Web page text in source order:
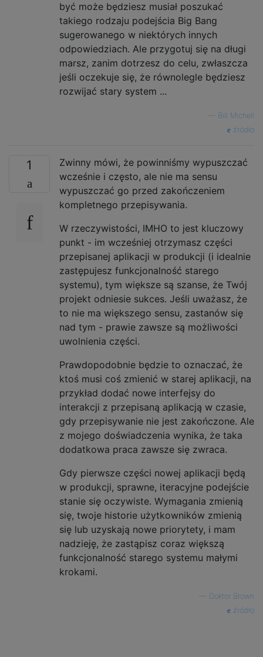
być może będziesz musiał poszukać
takiego rodzaju podejścia Big Bang
sugerowanego w niektórych innych
odpowiedziach. Ale przygotuj się na długi
marsz, zanim dotrzesz do celu, zwłaszcza
jeśli oczekuje się, że równolegle będziesz
rozwijać stary system ...
Bill Michell
źródło
1
Zwinny mówi, że powinniśmy wypuszczać
wcześnie i często, ale nie ma sensu
wypuszczać go przed zakończeniem
kompletnego przepisywania.
W rzeczywistości, IMHO to jest kluczowy
punkt - im wcześniej otrzymasz części
przepisanej aplikacji w produkcji (i idealnie
zastępujesz funkcjonalność starego
systemu), tym większe są szanse, że Twój
projekt odniesie sukces. Jeśli uważasz, że
to nie ma większego sensu, zastanów się
nad tym - prawie zawsze są możliwości
uwolnienia części.
Prawdopodobnie będzie to oznaczać, że
ktoś musi coś zmienić w starej aplikacji, na
przykład dodać nowe interfejsy do
interakcji z przepisaną aplikacją w czasie,
gdy przepisywanie nie jest zakończone. Ale
z mojego doświadczenia wynika, że ​​taka
dodatkowa praca zawsze się zwraca.
Gdy pierwsze części nowej aplikacji będą
w produkcji, sprawne, iteracyjne podejście
stanie się oczywiste. Wymagania zmienią
się, twoje historie użytkowników zmienią
się lub uzyskają nowe priorytety, i mam
nadzieję, że zastąpisz coraz większą
funkcjonalność starego systemu małymi
krokami.
Doktor Brown
źródło